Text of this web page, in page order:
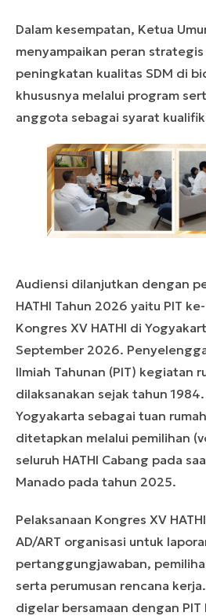
Dalam kesempatan, Ketua
menyampaikan peran strategis
peningkatan kualitas SDM di
khususnya melalui program
anggota sebagai syarat
Audiensi dilanjutkan dengan
HATHI Tahun 2026 yaitu PIT
Kongres XV HATHI di
September 2026.
Ilmiah Tahunan (PIT) kegiatan
dilaksanakan sejak tahun
Yogyakarta sebagai tuan
ditetapkan melalui pemilihan
seluruh HATHI Cabang pada
Manado pada tahun 2025.
Pelaksanaan Kongres XV
AD/ART organisasi untuk
pertanggungjawaban,
serta perumusan rencana
digelar bersamaan dengan